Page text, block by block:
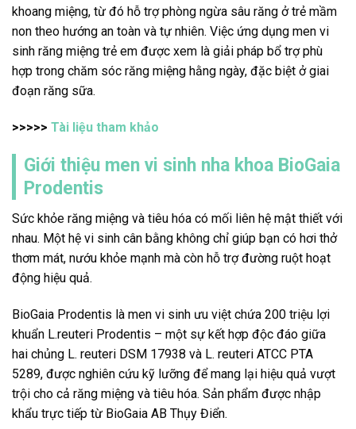
khoang miệng, từ đó hỗ trợ phòng ngừa sâu răng ở trẻ mầm
non theo hướng an toàn và tự nhiên. Việc ứng dụng men vi
sinh răng miệng trẻ em được xem là giải pháp bổ trợ phù
hợp trong chăm sóc răng miệng hằng ngày, đặc biệt ở giai
đoạn răng sữa.
>>>>> Tài liệu tham khảo
Giới thiệu men vi sinh nha khoa BioGaia
Prodentis
Sức khỏe răng miệng và tiêu hóa có mối liên hệ mật thiết với
nhau. Một hệ vi sinh cân bằng không chỉ giúp bạn có hơi thở
thơm mát, nướu khỏe mạnh mà còn hỗ trợ đường ruột hoạt
động hiệu quả.
BioGaia Prodentis là men vi sinh ưu việt chứa 200 triệu lợi
khuẩn L.reuteri Prodentis – một sự kết hợp độc đáo giữa
hai chủng L. reuteri DSM 17938 và L. reuteri ATCC PTA
5289, được nghiên cứu kỹ lưỡng để mang lại hiệu quả vượt
trội cho cả răng miệng và tiêu hóa. Sản phẩm được nhập
khẩu trực tiếp từ BioGaia AB Thụy Điển.